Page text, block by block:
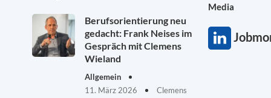
Berufsorientierung neu
gedacht: Frank Neises im
Gespräch mit Clemens
Wieland
Allgemein
11. März 2026
Clemens
Media